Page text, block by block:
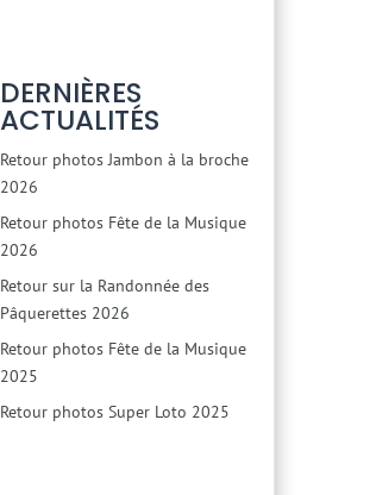
DERNIÈRES
ACTUALITÉS
Retour photos Jambon à la broche
2026
Retour photos Fête de la Musique
2026
Retour sur la Randonnée des
Pâquerettes 2026
Retour photos Fête de la Musique
2025
Retour photos Super Loto 2025